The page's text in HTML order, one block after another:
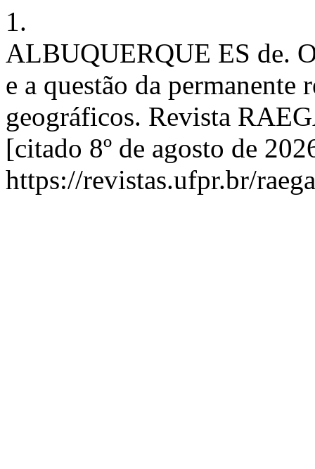
1.
ALBUQUERQUE ES de.
e a questão da permanente
geográficos. Revista
[citado 8º de agosto de
https://revistas.ufpr.br/